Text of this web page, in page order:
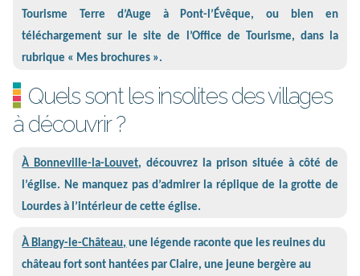
Tourisme Terre d’Auge à Pont-l’Évêque, ou bien en
téléchargement sur le site de l’Office de Tourisme, dans la
rubrique « Mes brochures ».
Quels sont les insolites des villages
à découvrir ?
À Bonneville-la-Louvet, découvrez la prison située à côté de
l’église. Ne manquez pas d’admirer la réplique de la grotte de
Lourdes à l’intérieur de cette église.
À Blangy-le-Château, une légende raconte que les reuines du
château fort sont hantées par Claire, une jeune bergère au